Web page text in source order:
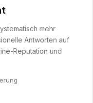
mehr
Antworten auf
Reputation und